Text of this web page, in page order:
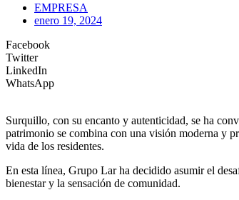
EMPRESA
enero 19, 2024
Facebook
Twitter
LinkedIn
WhatsApp
Surquillo, con su encanto y autenticidad, se ha
patrimonio se combina con una visión moderna y
vida de los residentes.
En esta línea, Grupo Lar ha decidido asumir el
bienestar y la sensación de comunidad.